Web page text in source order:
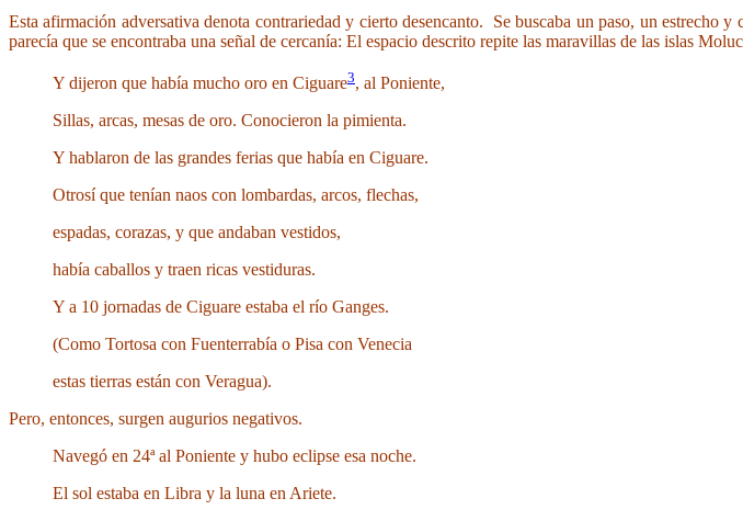
Esta afirmación adversativa denota contrariedad y cierto desencanto. Se buscaba un paso, un
parecía que se encontraba una señal de cercanía: El espacio descrito repite las maravillas de las islas
Y dijeron que había mucho oro en Ciguare3, al Poniente,
Sillas, arcas, mesas de oro. Conocieron la pimienta.
Y hablaron de las grandes ferias que había en Ciguare.
Otrosí que tenían naos con lombardas, arcos, flechas,
espadas, corazas, y que andaban vestidos,
había caballos y traen ricas vestiduras.
Y a 10 jornadas de Ciguare estaba el río Ganges.
(Como Tortosa con Fuenterrabía o Pisa con Venecia
estas tierras están con Veragua).
Pero, entonces, surgen augurios negativos.
Navegó en 24ª al Poniente y hubo eclipse esa noche.
El sol estaba en Libra y la luna en Ariete.